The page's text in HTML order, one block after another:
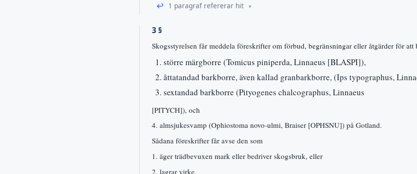
↩ 1 paragraf refererar hit
3 §
Skogsstyrelsen får meddela föreskrifter om förbud, begränsningar eller åtgärder för att
större märgborre (Tomicus piniperda, Linnaeus [BLASPI]),
åttatandad barkborre, även kallad granbarkborre, (Ips typographus,
sextandad barkborre (Pityogenes chalcographus, Linnaeus
[PITYCH]), och
4. almsjukesvamp (Ophiostoma novo-ulmi, Braiser [OPHSNU]) på Gotland.
Sådana föreskrifter får avse den som
1. äger trädbevuxen mark eller bedriver skogsbruk, eller
2. lagrar virke.